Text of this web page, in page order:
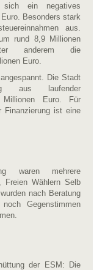
ein negatives
Besonders stark
aus.
rund 8,9 Millionen
anderem die
Euro.
Die Stadt
aus laufender
Millionen Euro. Für
Finanzierung ist eine
waren mehrere
Freien Wählern Selb
nach Beratung
Gegenstimmen
der ESM: Die